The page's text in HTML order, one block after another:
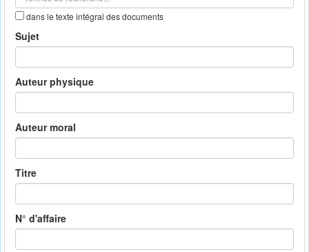
dans le texte intégral des documents
Sujet
Auteur physique
Auteur moral
Titre
N° d'affaire